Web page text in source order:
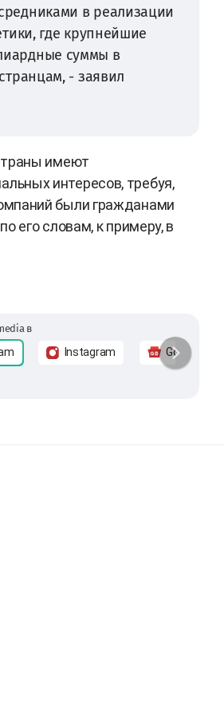
в реализации
где крупнейшие
суммы в
- заявил
имеют
интересов, требуя,
были гражданами
его словам, к примеру, в
в
Instagram Google News